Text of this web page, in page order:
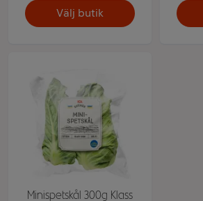
Välj butik
Minispetskål 300g Klass